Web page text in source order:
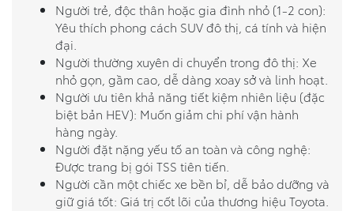
Người trẻ, độc thân hoặc gia đình nhỏ (1-2 con):
Yêu thích phong cách SUV đô thị, cá tính và hiện
đại.
Người thường xuyên di chuyển trong đô thị: Xe
nhỏ gọn, gầm cao, dễ dàng xoay sở và linh hoạt.
Người ưu tiên khả năng tiết kiệm nhiên liệu (đặc
biệt bản HEV): Muốn giảm chi phí vận hành
hàng ngày.
Người đặt nặng yếu tố an toàn và công nghệ:
Được trang bị gói TSS tiên tiến.
Người cần một chiếc xe bền bỉ, dễ bảo dưỡng và
giữ giá tốt: Giá trị cốt lõi của thương hiệu Toyota.